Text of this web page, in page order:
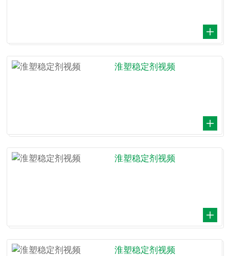
淮塑稳定剂视频
淮塑稳定剂视频
淮塑稳定剂视频